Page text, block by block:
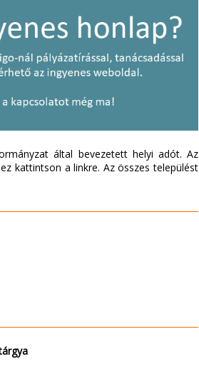
által bevezetett helyi adót. Az
kattintson a linkre. Az összes települést